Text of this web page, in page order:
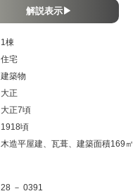
解説表示▶
1棟
住宅
建築物
大正
大正7頃
1918頃
木造平屋建、瓦葺、建築面積169㎡
28 － 0391